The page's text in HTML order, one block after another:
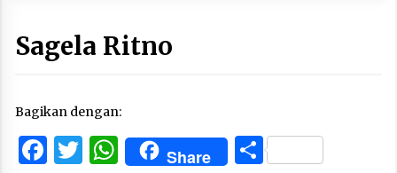
Sagela Ritno
Bagikan dengan:
Facebook
Twitter
WhatsApp
Share Share